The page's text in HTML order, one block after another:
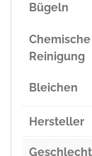
Bügeln
Chemische
Reinigung
Bleichen
Hersteller
Geschlecht